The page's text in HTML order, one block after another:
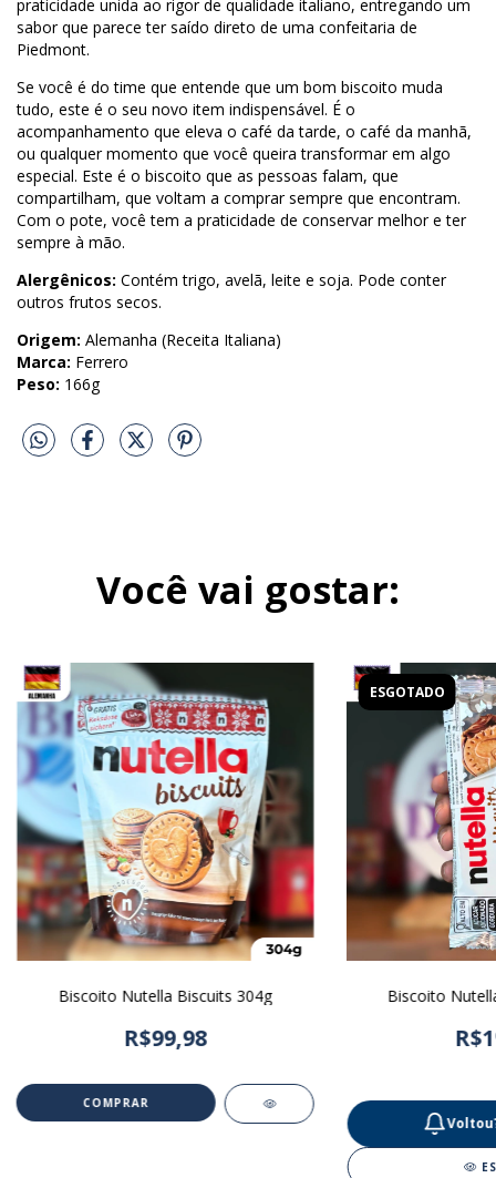
praticidade unida ao rigor de qualidade italiano, entregando um
sabor que parece ter saído direto de uma confeitaria de
Piedmont.
Se você é do time que entende que um bom biscoito muda
tudo, este é o seu novo item indispensável. É o
acompanhamento que eleva o café da tarde, o café da manhã,
ou qualquer momento que você queira transformar em algo
especial. Este é o biscoito que as pessoas falam, que
compartilham, que voltam a comprar sempre que encontram.
Com o pote, você tem a praticidade de conservar melhor e ter
sempre à mão.
Alergênicos: Contém trigo, avelã, leite e soja. Pode conter
outros frutos secos.
Origem: Alemanha (Receita Italiana)
Marca: Ferrero
Peso: 166g
Você vai gostar:
Biscoito Nutella Biscuits 304g
R$99,98
ESGOTADO
Biscoito